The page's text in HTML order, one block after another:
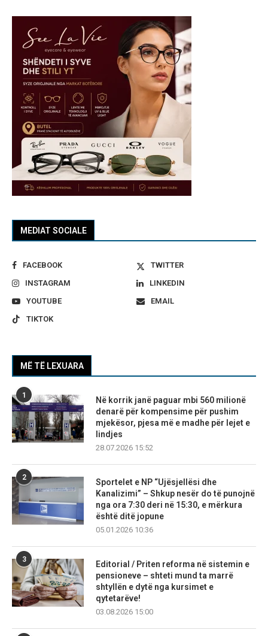
MEDIAT SOCIALE
FACEBOOK
TWITTER
INSTAGRAM
LINKEDIN
YOUTUBE
EMAIL
TIKTOK
MË TË LEXUARA
1
Në korrik janë paguar mbi 560 milionë
denarë për kompensime për pushim
mjekësor, pjesa më e madhe për lejet e
lindjes
28.07.2026 15:52
2
Sportelet e NP “Ujësjellësi dhe
Kanalizimi” – Shkup nesër do të punojnë
nga ora 7:30 deri në 15:30, e mërkura
është ditë jopune
05.01.2026 10:36
3
Editorial / Priten reforma në sistemin e
pensioneve – shteti mund ta marrë
shtyllën e dytë nga kursimet e
qytetarëve!
03.08.2026 15:00